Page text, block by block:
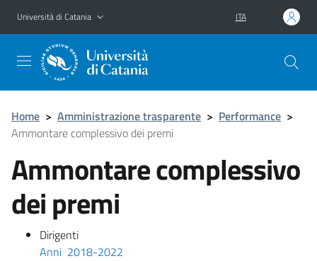
Vai al contenuto principale
Vai al menu di navigazione
Università di Catania ITA
Home > Amministrazione trasparente > Performance >
Ammontare complessivo dei premi
Ammontare complessivo
dei premi
Dirigenti
Anni 2018-2022